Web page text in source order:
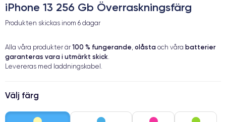
iPhone 13 256 Gb Överraskningsfärg
Produkten skickas inom 6 dagar
Alla våra produkter är 100 % fungerande, olåsta och våra batterier
garanteras vara i utmärkt skick.
Levereras med laddningskabel.
Välj färg